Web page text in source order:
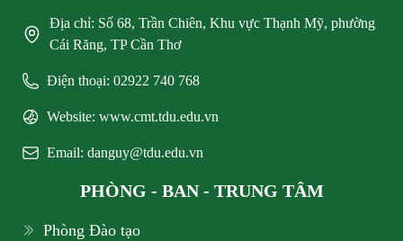
Địa chỉ: Số 68, Trần Chiên, Khu vực Thạnh Mỹ, phường
Cái Răng, TP Cần Thơ
Điện thoại: 02922 740 768
Website: www.cmt.tdu.edu.vn
Email: danguy@tdu.edu.vn
PHÒNG - BAN - TRUNG TÂM
Phòng Đào tạo